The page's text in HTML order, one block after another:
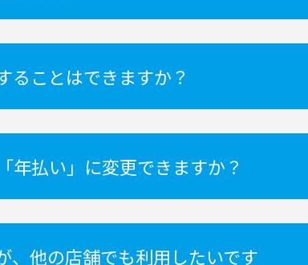
ることはできますか？
払い」に変更できますか？
、他の店舗でも利用したいです